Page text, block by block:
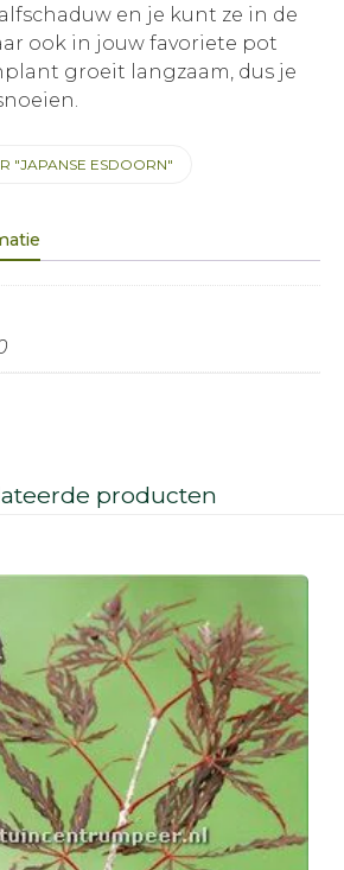
en je kunt ze in de
ook in jouw favoriete pot
groeit langzaam, dus je
"JAPANSE ESDOORN"
producten